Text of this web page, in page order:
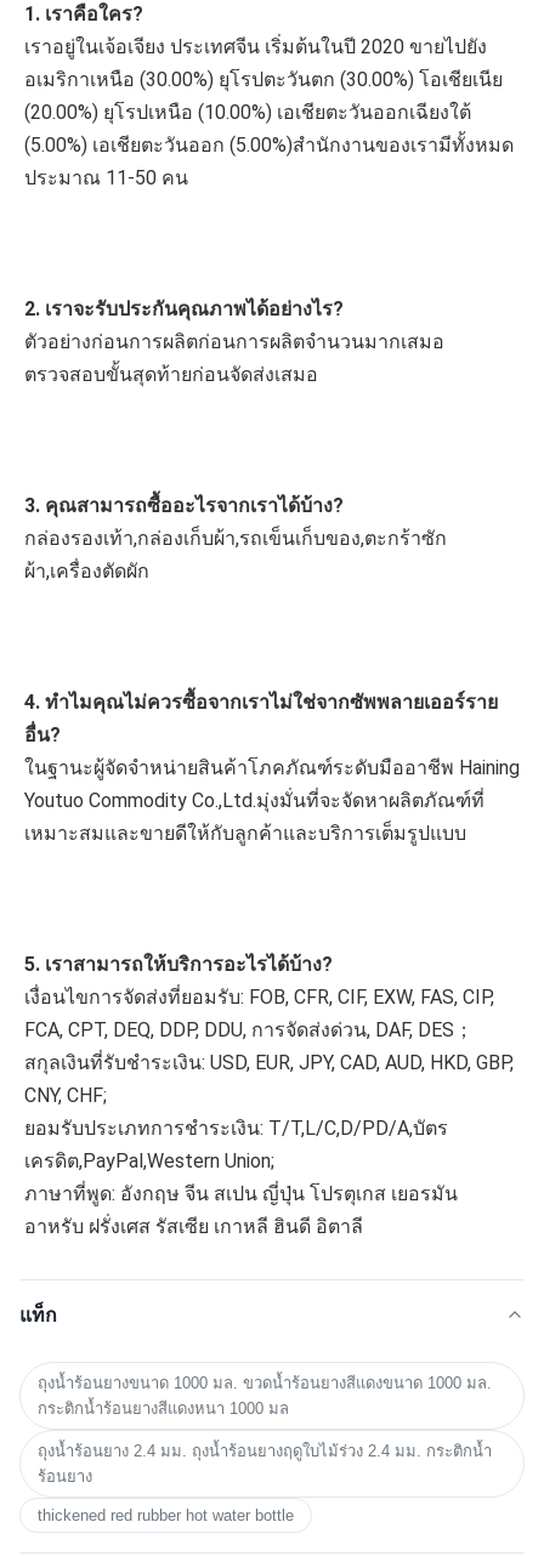
1. เราคือใคร?
เราอยู่ในเจ้อเจียง ประเทศจีน เริ่มต้นในปี 2020 ขายไปยัง
อเมริกาเหนือ (30.00%) ยุโรปตะวันตก (30.00%) โอเชียเนีย
(20.00%) ยุโรปเหนือ (10.00%) เอเชียตะวันออกเฉียงใต้
(5.00%) เอเชียตะวันออก (5.00%)สำนักงานของเรามีทั้งหมด
ประมาณ 11-50 คน
2. เราจะรับประกันคุณภาพได้อย่างไร?
ตัวอย่างก่อนการผลิตก่อนการผลิตจำนวนมากเสมอ
ตรวจสอบขั้นสุดท้ายก่อนจัดส่งเสมอ
3. คุณสามารถซื้ออะไรจากเราได้บ้าง?
กล่องรองเท้า,กล่องเก็บผ้า,รถเข็นเก็บของ,ตะกร้าซัก
ผ้า,เครื่องตัดผัก
4. ทำไมคุณไม่ควรซื้อจากเราไม่ใช่จากซัพพลายเออร์ราย
อื่น?
ในฐานะผู้จัดจำหน่ายสินค้าโภคภัณฑ์ระดับมืออาชีพ Haining
Youtuo Commodity Co.,Ltd.มุ่งมั่นที่จะจัดหาผลิตภัณฑ์ที่
เหมาะสมและขายดีให้กับลูกค้าและบริการเต็มรูปแบบ
5. เราสามารถให้บริการอะไรได้บ้าง?
เงื่อนไขการจัดส่งที่ยอมรับ: FOB, CFR, CIF, EXW, FAS, CIP,
FCA, CPT, DEQ, DDP, DDU, การจัดส่งด่วน, DAF, DES；
สกุลเงินที่รับชำระเงิน: USD, EUR, JPY, CAD, AUD, HKD, GBP,
CNY, CHF;
ยอมรับประเภทการชำระเงิน: T/T,L/C,D/PD/A,บัตร
เครดิต,PayPal,Western Union;
ภาษาที่พูด: อังกฤษ จีน สเปน ญี่ปุ่น โปรตุเกส เยอรมัน
อาหรับ ฝรั่งเศส รัสเซีย เกาหลี ฮินดี อิตาลี
แท็ก
ถุงน้ำร้อนยางขนาด 1000 มล. ขวดน้ำร้อนยางสีแดงขนาด 1000 มล.
กระติกน้ำร้อนยางสีแดงหนา 1000 มล
ถุงน้ำร้อนยาง 2.4 มม. ถุงน้ำร้อนยางฤดูใบไม้ร่วง 2.4 มม. กระติกน้ำ
ร้อนยาง
thickened red rubber hot water bottle